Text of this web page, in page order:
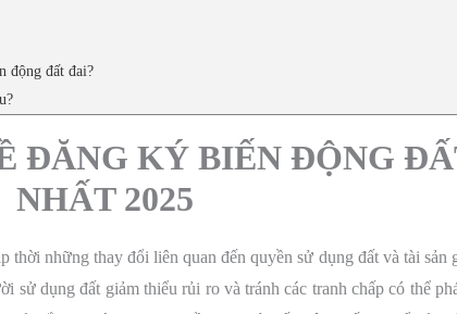
động đất đai?
ĐĂNG KÝ BIẾN ĐỘNG
NHẤT 2025
thời những thay đổi liên quan đến quyền sử dụng đất và tài sản
sử dụng đất giảm thiểu rủi ro và tránh các tranh chấp có thể